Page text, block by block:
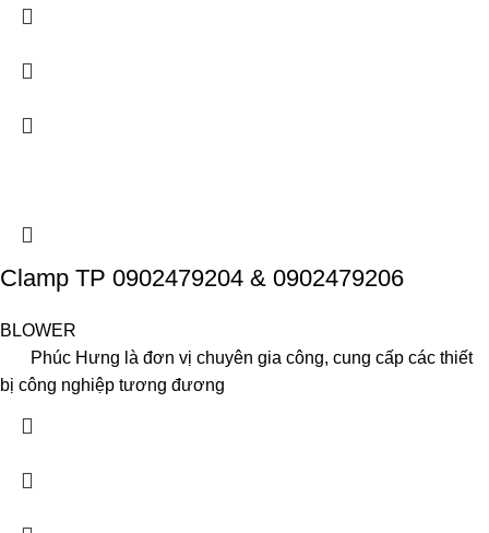
Clamp TP 0902479204 & 0902479206
BLOWER
Phúc Hưng là đơn vị chuyên gia công, cung cấp các thiết
bị công nghiệp tương đương